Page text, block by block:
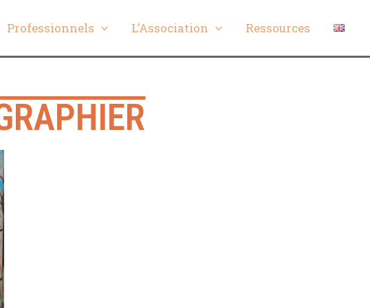
Professionnels L’Association Ressources